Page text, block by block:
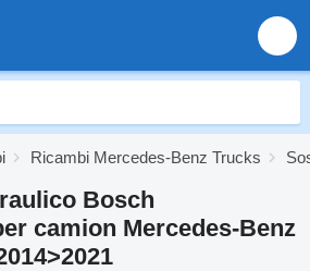
Ricambi Mercedes-Benz Trucks
Bosch
camion Mercedes-Benz